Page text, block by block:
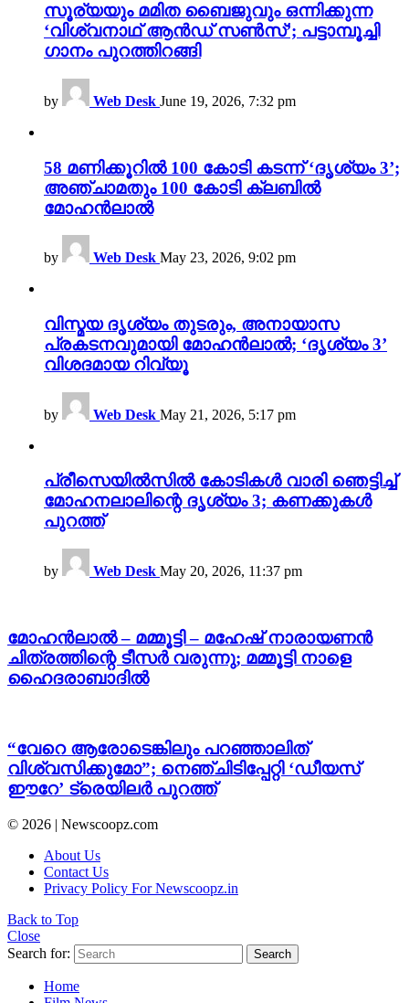
സൂര്യയും മമിത ബൈജുവും ഒന്നിക്കുന്ന
‘വിശ്വനാഥ് ആൻഡ് സൺസ്’; പട്ടാമ്പൂച്ചി
ഗാനം പുറത്തിറങ്ങി
by Web Desk June 19, 2026, 7:32 pm
58 മണിക്കൂറിൽ 100 കോടി കടന്ന് ‘ദൃശ്യം 3’;
അഞ്ചാമതും 100 കോടി ക്ലബിൽ
മോഹൻലാൽ
by Web Desk May 23, 2026, 9:02 pm
വിസ്മയ ദൃശ്യം തുടരും, അനായാസ
പ്രകടനവുമായി മോഹൻലാൽ; ‘ദൃശ്യം 3’
വിശദമായ റിവ്യൂ
by Web Desk May 21, 2026, 5:17 pm
പ്രീസെയിൽസിൽ കോടികൾ വാരി ഞെട്ടിച്ച്
മോഹനലാലിന്റെ ദൃശ്യം 3; കണക്കുകൾ
പുറത്ത്
by Web Desk May 20, 2026, 11:37 pm
മോഹൻലാൽ – മമ്മൂട്ടി – മഹേഷ് നാരായണൻ
ചിത്രത്തിന്റെ ടീസർ വരുന്നു; മമ്മൂട്ടി നാളെ
ഹൈദരാബാദിൽ
“വേറെ ആരോടെങ്കിലും പറഞ്ഞാലിത്
വിശ്വസിക്കുമോ”; നെഞ്ചിടിപ്പേറ്റി ‘ഡീയസ്
ഈറേ’ ട്രെയിലർ പുറത്ത്
© 2026 | Newscoopz.com
About Us
Contact Us
Privacy Policy For Newscoopz.in
Back to Top
Close
Search for:
Search
Home